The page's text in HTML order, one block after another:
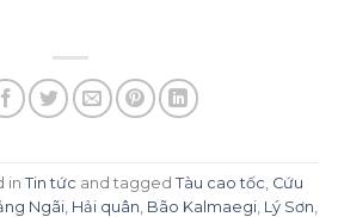
in Tin tức and tagged Tàu cao tốc Cứu
Ngãi Hải quân Bão Kalmaegi Lý Sơn